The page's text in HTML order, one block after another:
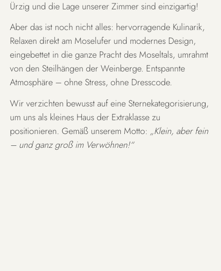
Ürzig und die Lage unserer Zimmer sind einzigartig!
Aber das ist noch nicht alles: hervorragende Kulinarik,
Relaxen direkt am Moselufer und modernes Design,
eingebettet in die ganze Pracht des Moseltals, umrahmt
von den Steilhängen der Weinberge. Entspannte
Atmosphäre – ohne Stress, ohne Dresscode.
Wir verzichten bewusst auf eine Sternekategorisierung,
um uns als kleines Haus der Extraklasse zu
positionieren. Gemäß unserem Motto: „Klein, aber fein
– und ganz groß im Verwöhnen!“